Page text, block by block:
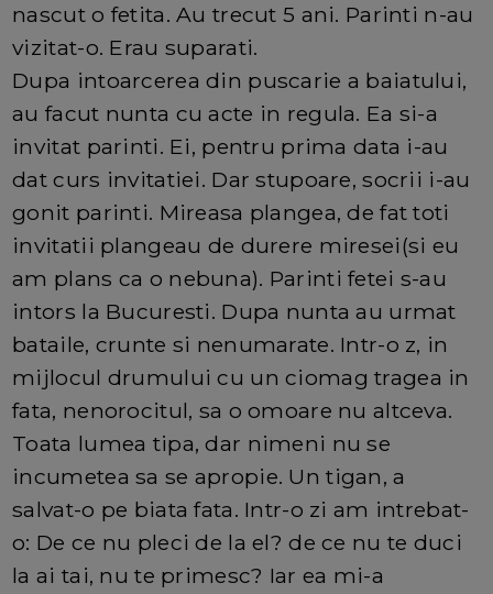
nascut o fetita. Au trecut 5 ani. Parinti n-au
vizitat-o. Erau suparati.
Dupa intoarcerea din puscarie a baiatului,
au facut nunta cu acte in regula. Ea si-a
invitat parinti. Ei, pentru prima data i-au
dat curs invitatiei. Dar stupoare, socrii i-au
gonit parinti. Mireasa plangea, de fat toti
invitatii plangeau de durere miresei(si eu
am plans ca o nebuna). Parinti fetei s-au
intors la Bucuresti. Dupa nunta au urmat
bataile, crunte si nenumarate. Intr-o z, in
mijlocul drumului cu un ciomag tragea in
fata, nenorocitul, sa o omoare nu altceva.
Toata lumea tipa, dar nimeni nu se
incumetea sa se apropie. Un tigan, a
salvat-o pe biata fata. Intr-o zi am intrebat-
o: De ce nu pleci de la el? de ce nu te duci
la ai tai, nu te primesc? Iar ea mi-a